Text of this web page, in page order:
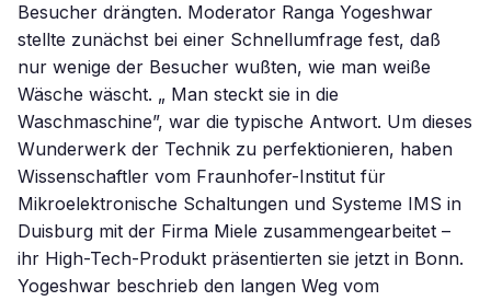
Besucher drängten. Moderator Ranga Yogeshwar
stellte zunächst bei einer Schnellumfrage fest, daß
nur wenige der Besucher wußten, wie man weiße
Wäsche wäscht. „ Man steckt sie in die
Waschmaschine”, war die typische Antwort. Um dieses
Wunderwerk der Technik zu perfektionieren, haben
Wissenschaftler vom Fraunhofer-Institut für
Mikroelektronische Schaltungen und Systeme IMS in
Duisburg mit der Firma Miele zusammengearbeitet –
ihr High-Tech-Produkt präsentierten sie jetzt in Bonn.
Yogeshwar beschrieb den langen Weg vom